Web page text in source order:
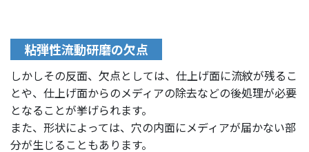
粘弾性流動研磨の欠点
しかしその反面、欠点としては、仕上げ面に流紋が残るこ
とや、仕上げ面からのメディアの除去などの後処理が必要
となることが挙げられます。
また、形状によっては、穴の内面にメディアが届かない部
分が生じることもあります。